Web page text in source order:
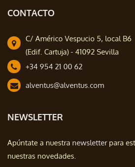
CONTACTO
C/ Américo Vespucio 5, local B6
(Edif. Cartuja) - 41092 Sevilla
+34 954 21 00 62
alventus@alventus.com
NEWSLETTER
Apúntate a nuestra newsletterpara
nuestras novedades.